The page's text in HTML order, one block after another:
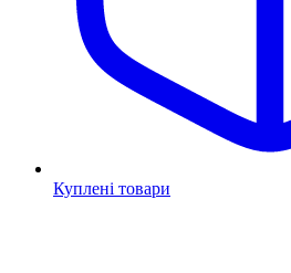
Куплені товари